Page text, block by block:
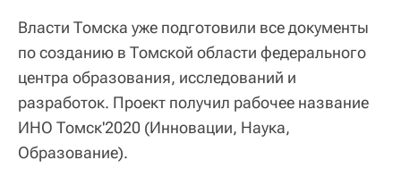
Власти Томска уже подготовили все документы
по созданию в Томской области федерального
центра образования, исследований и
разработок. Проект получил рабочее название
ИНО Томск'2020 (Инновации, Наука,
Образование).